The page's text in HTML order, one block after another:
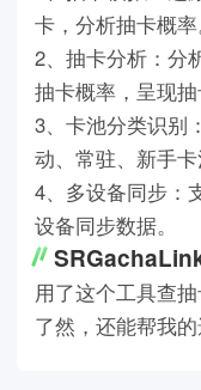
卡，分析抽卡概率
2、抽卡分析：分
抽卡概率，呈现抽
3、卡池分类识别
动、常驻、新手卡
4、多设备同步：
设备同步数据。
用了这个工具查
了然，还能帮我